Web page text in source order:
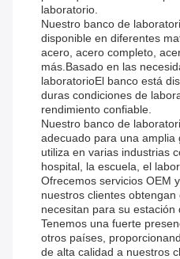
laboratorio.
Nuestro banco de
disponible en diferentes
acero, acero completo,
más.Basado en las
laboratorioEl banco está
duras condiciones de
rendimiento confiable.
Nuestro banco de
adecuado para una amplia
utiliza en varias industrias
hospital, la escuela, el
Ofrecemos servicios OEM
nuestros clientes
necesitan para su
Tenemos una fuerte
otros países,
de alta calidad a nuestros